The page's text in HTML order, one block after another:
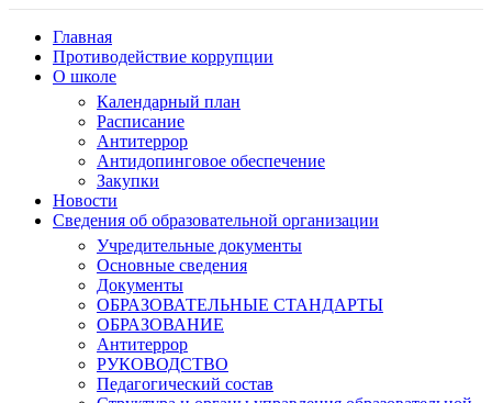
Главная
Противодействие коррупции
О школе
Календарный план
Расписание
Антитеррор
Антидопинговое обеспечение
Закупки
Новости
Сведения об образовательной организации
Учредительные документы
Основные сведения
Документы
ОБРАЗОВАТЕЛЬНЫЕ СТАНДАРТЫ
ОБРАЗОВАНИЕ
Антитеррор
РУКОВОДСТВО
Педагогический состав